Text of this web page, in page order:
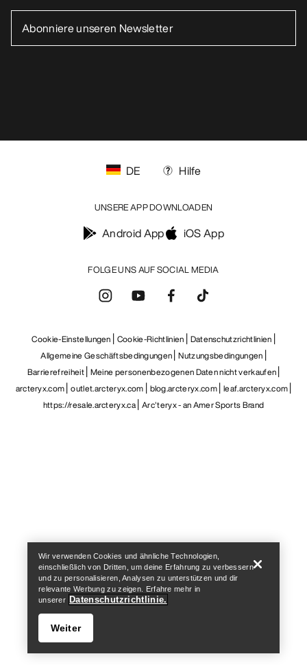
FOLGE UNS AUF SOCIAL MEDIA
DE Hilfe
UNSERE APP DOWNLOADEN
Android App iOS App
Cookie-Einstellungen Cookie-Richtlinien Datenschutzrichtlinien
Allgemeine Geschäftsbedingungen Nutzungsbedingungen
Barrierefreiheit Meine personenbezogenen Daten nicht verkaufen
arcteryx.com outlet.arcteryx.com blog.arcteryx.com leaf.arcteryx.com
https://resale.arcteryx.ca Arc'teryx - an Amer Sports Brand
Wir verwenden Cookies und ähnliche Technologien,
einschließlich von Dritten, um deine Erfahrung zu verbessern
und zu personalisieren, Analysen zu unterstützen und dir
relevante Werbung zu zeigen. Erfahre mehr in
unserer Datenschutzrichtlinie.
Weiter